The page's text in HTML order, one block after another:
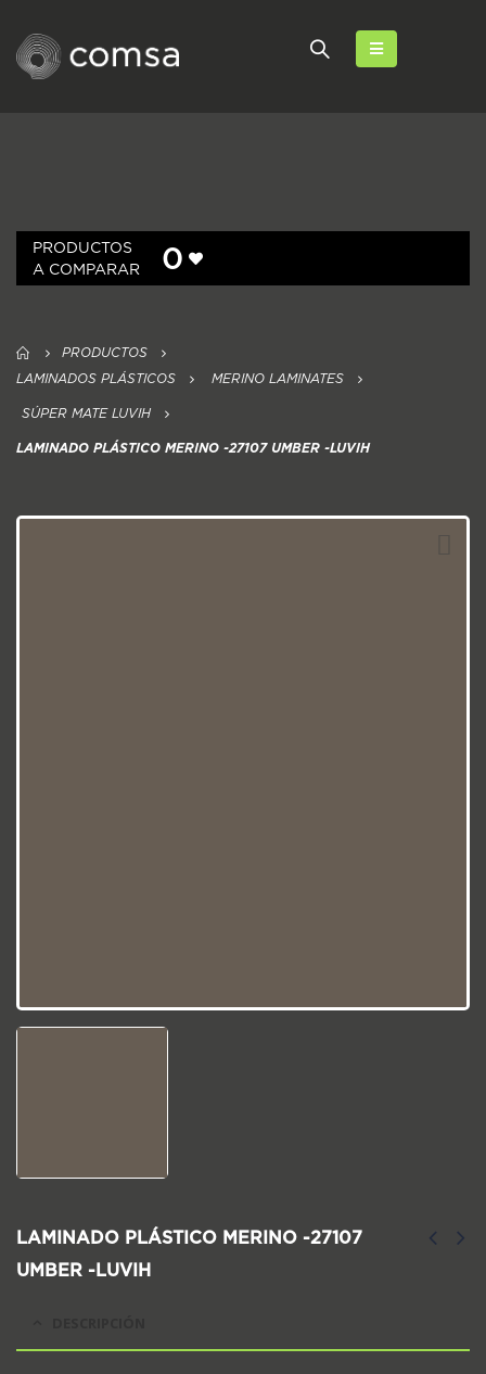
PRODUCTOS
A COMPARAR
0
PRODUCTOS
LAMINADOS PLÁSTICOS
MERINO LAMINATES
SÚPER MATE LUVIH
LAMINADO PLÁSTICO MERINO -27107 UMBER -LUVIH
LAMINADO PLÁSTICO MERINO -27107
UMBER -LUVIH